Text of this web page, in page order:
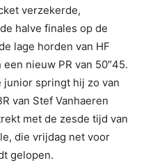
verzekerde,
halve finales op de
lage horden van HF
nieuw PR van 50″45.
springt hij zo van
van Stef Vanhaeren
met de zesde tijd van
die vrijdag net voor
gelopen.